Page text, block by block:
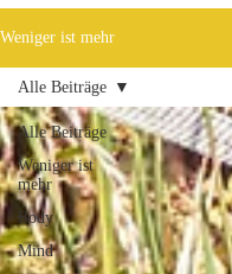
Weniger ist mehr
Alle Beiträge
Weniger ist
mehr
Body
Mind
Alle Beiträge